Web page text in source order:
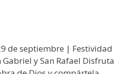
de septiembre | Festividad
Gabriel y San Rafael Disfruta